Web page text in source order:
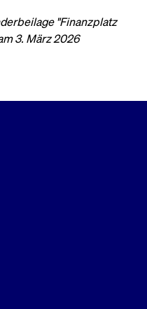
"Finanzplatz
3. März 2026